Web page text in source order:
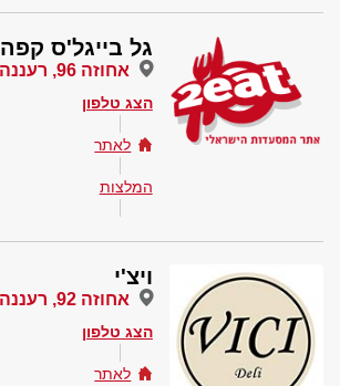
גל בייגל'ס קפה
אחוזה 96, רעננה
הצג טלפון
לאתר
המלצות
ויצ'י
אחוזה 92, רעננה
הצג טלפון
לאתר